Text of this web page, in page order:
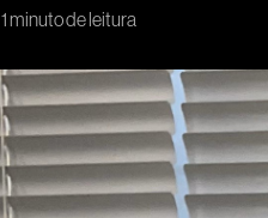
1 minuto de leitura